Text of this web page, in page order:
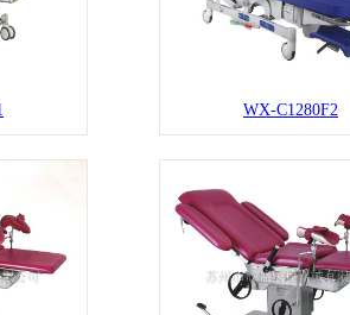
WX-C1280F2